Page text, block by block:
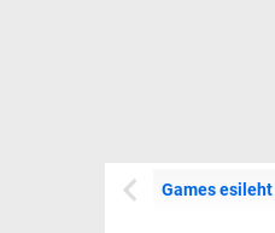
Games esileht